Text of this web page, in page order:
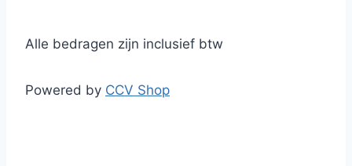
Alle bedragen zijn inclusief btw
Powered by CCV Shop